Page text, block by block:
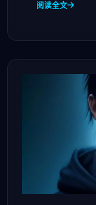
阅读全文